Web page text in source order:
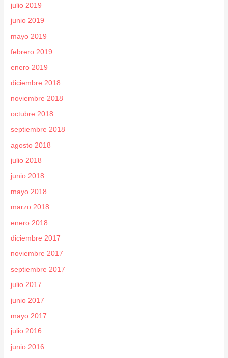
julio 2019
junio 2019
mayo 2019
febrero 2019
enero 2019
diciembre 2018
noviembre 2018
octubre 2018
septiembre 2018
agosto 2018
julio 2018
junio 2018
mayo 2018
marzo 2018
enero 2018
diciembre 2017
noviembre 2017
septiembre 2017
julio 2017
junio 2017
mayo 2017
julio 2016
junio 2016